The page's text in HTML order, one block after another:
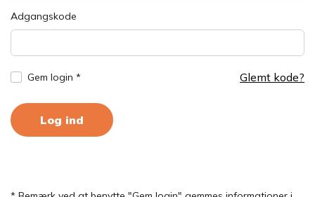
Adgangskode
Gem login * Glemt kode?
Log ind